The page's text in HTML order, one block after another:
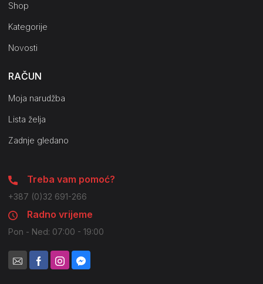
Shop
Kategorije
Novosti
RAČUN
Moja narudžba
Lista želja
Zadnje gledano
Treba vam pomoć?
+387 (0)32 691-266
Radno vrijeme
Pon - Ned: 07:00 - 19:00